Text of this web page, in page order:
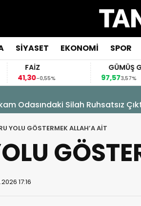
SİYASET EKONOMİ SPOR
FAİZ
41,30-0,55%
GÜMÜŞ
97,573,57%
Odasındaki Silah Ruhsatsız
YOLU GÖSTERMEK ALLAH’A AİT
17:16